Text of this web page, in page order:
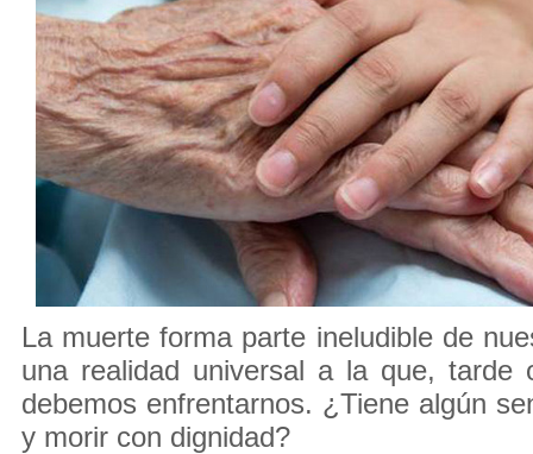
La muerte forma parte ineludible de
una realidad universal a la que, tarde
debemos enfrentarnos. ¿Tiene algún
y morir con dignidad?